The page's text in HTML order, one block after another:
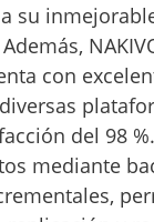
su
con
del 98
mediante